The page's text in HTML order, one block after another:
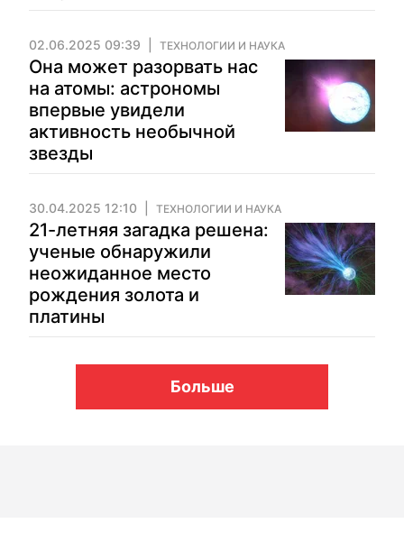
02.06.2025 09:39 ТЕХНОЛОГИИ И НАУКА
Она может разорвать нас
на атомы: астрономы
впервые увидели
активность необычной
звезды
30.04.2025 12:10 ТЕХНОЛОГИИ И НАУКА
21-летняя загадка решена:
ученые обнаружили
неожиданное место
рождения золота и
платины
Больше